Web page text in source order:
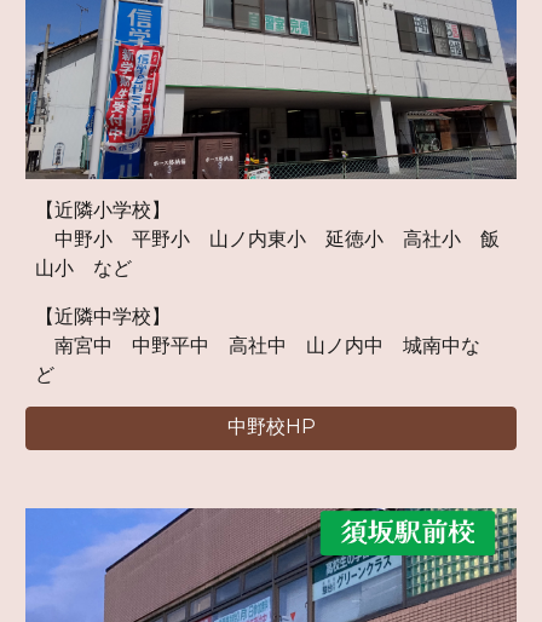
【近隣小学校】
中野小 平野小 山ノ内東小 延徳小 高社小飯
山小 など
【近隣中学校】
南宮中 中野平中 高社中 山ノ内中 城南中な
ど
中野校HP